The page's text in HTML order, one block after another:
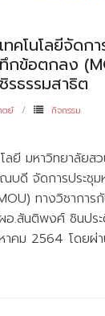
คโนโลยีจัดกา
กข้อตกลง
รธรรมสาธิต
ตย์
กิจกรรม
ลยี มหาวิทยาลัยส
บดี จัดการประชุม
ทางวิชาการกั
อ.สันติพงศ์ ชินปร
าคม 2564 โดยผ่า